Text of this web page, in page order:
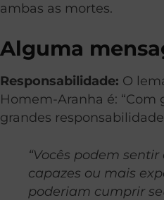
ambas as mortes.
Alguma
Responsabilidade: O
Homem-Aranha é: “Com
grandes
“Vocês podem
capazes ou mais
poderiam cumprir